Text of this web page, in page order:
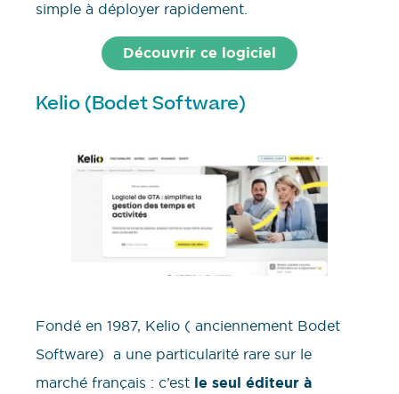
simple à déployer rapidement.
Découvrir ce logiciel
Kelio (Bodet Software)
Fondé en 1987, Kelio ( anciennement Bodet
Software) a une particularité rare sur le
marché français : c’est le seul éditeur à